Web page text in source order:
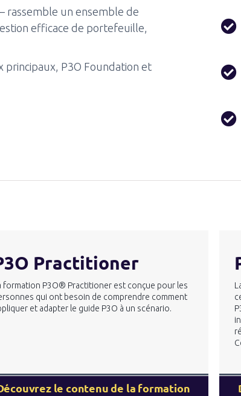
rassemble un ensemble de
efficace de portefeuille,
principaux, P3O Foundation et
Practitioner
formation P3O® Practitioner est conçue pour les
qui ont besoin de comprendre comment
et adapter le guide P3O à un scénario.
le contenu de la formation